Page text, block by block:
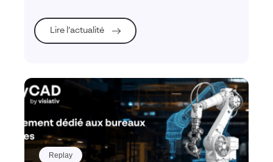
Lire l’actualité
Replay